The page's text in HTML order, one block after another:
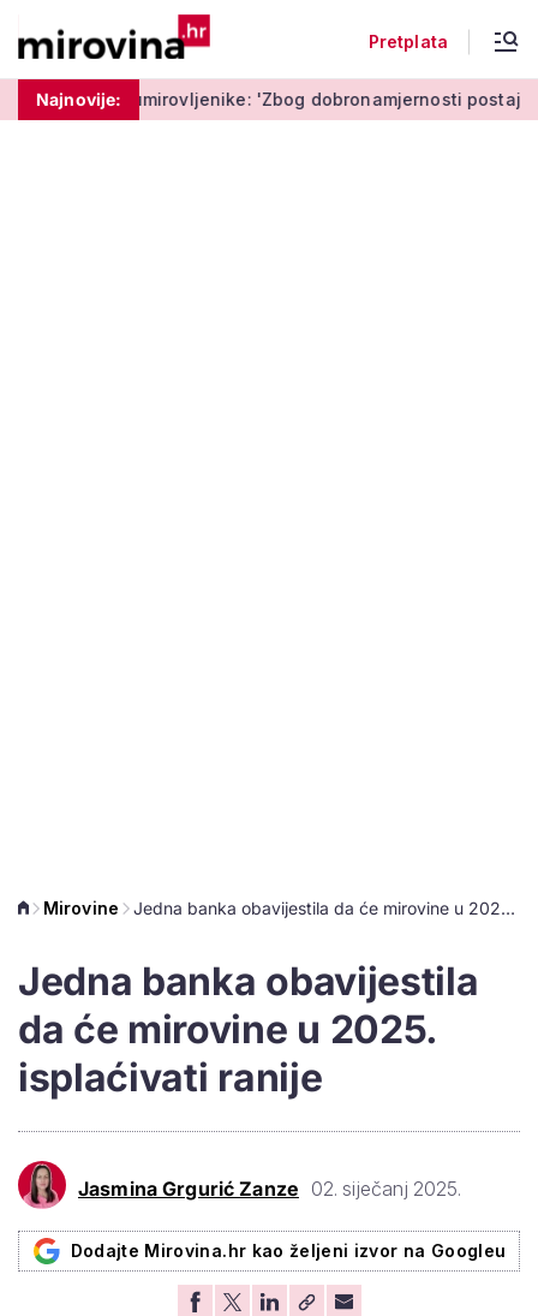
Pretplata
Najnovije:'Zbog dobronamjernosti postaju meta prijevare'
Mirovine Jedna banka obavijestila da će mirovine u 2025. isplaćivati ranije
Jedna banka obavijestila
da će mirovine u 2025.
isplaćivati ranije
Jasmina Grgurić Zanze 02. siječanj 2025.
Dodajte Mirovina.hr kao željeni izvor na Googleu